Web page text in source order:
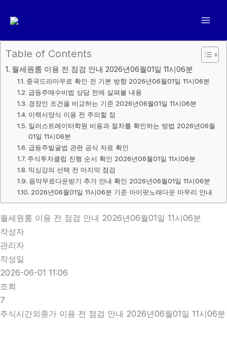
너
Table of Contents
월세원룸 이용 전 점검 안내 2026년06월01일 11시06분
중국드라마무료 확인 전 기본 방향 2026년06월01일 11시06분
급등주매수비법 상담 전에 살펴볼 내용
경장인 조건을 비교하는 기준 2026년06월01일 11시06분
이력서양식 이용 전 주의할 점
일러스트레이터학원 비용과 절차를 확인하는 방법 2026년06월
01일 11시06분
급등주발굴법 관련 공식 자료 확인
주식투자클럽 진행 순서 확인 2026년06월01일 11시06분
믹싱강의 선택 전 마지막 점검
음악무료다운받기 추가 안내 확인 2026년06월01일 11시06분
2026년06월01일 11시06분 기준 아이팟노래다운 마무리 안내
월세원룸 이용 전 점검 안내 2026년06월01일 11시06분
작성자
관리자
작성일
2026-06-01 11:06
조회
7
주식시간외종가 이용 전 점검 안내 2026년06월01일 11시06분